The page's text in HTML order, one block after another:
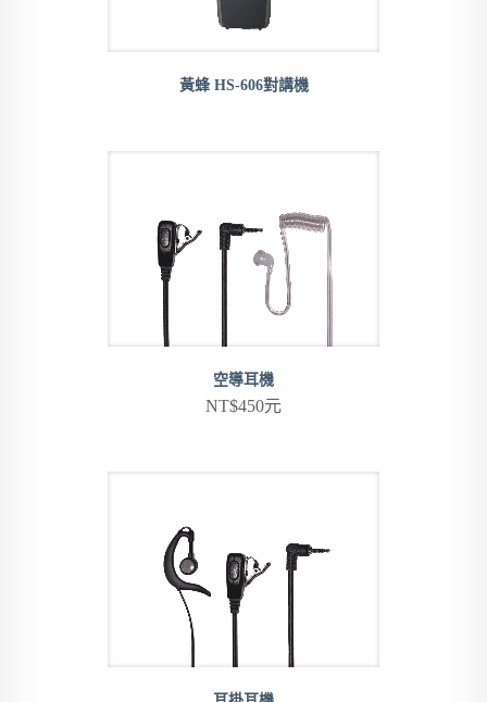
黃蜂 HS-606對講機
空導耳機
NT$450元